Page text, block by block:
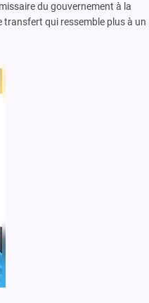
du gouvernement à la
transfert qui ressemble plus à un